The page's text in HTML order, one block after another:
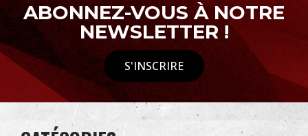
ABONNEZ-VOUS À NOTRE
NEWSLETTER !
S'INSCRIRE